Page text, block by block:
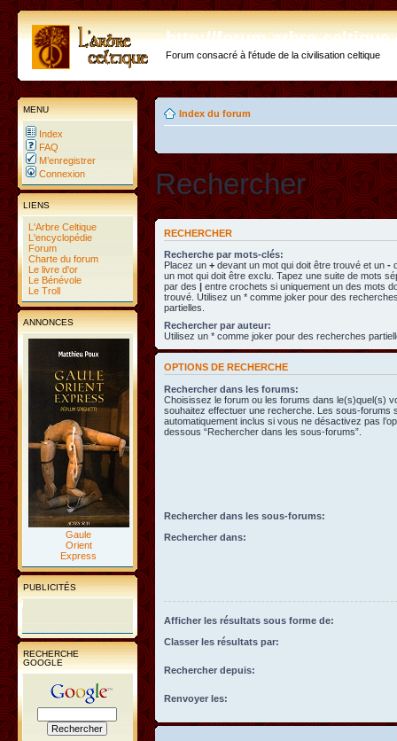
http://forum.arbre-
Forum consacré à l'étude de la civilisation celtique
MENU
Index
FAQ
M’enregistrer
Connexion
LIENS
L'Arbre Celtique
L'encyclopédie
Forum
Charte du forum
Le livre d'or
Le Bénévole
Le Troll
ANNONCES
Gaule
Orient
Express
PUBLICITÉS
RECHERCHE
GOOGLE
Index du forum
Rechercher
RECHERCHER
Recherche par mots-clés:
Placez un + devant un mot qui doit être trouvé et un -
un mot qui doit être exclu. Tapez une suite de mots
par des | entre crochets si uniquement un des mots
trouvé. Utilisez un * comme joker pour des
partielles.
Rechercher par auteur:
Utilisez un * comme joker pour des recherches
OPTIONS DE RECHERCHE
Rechercher dans les forums:
Choisissez le forum ou les forums dans le(s)quel(s)
souhaitez effectuer une recherche. Les sous-forums
automatiquement inclus si vous ne désactivez pas
dessous “Rechercher dans les sous-forums”.
Rechercher dans les sous-forums:
Rechercher dans:
Afficher les résultats sous forme de:
Classer les résultats par:
Rechercher depuis:
Renvoyer les: